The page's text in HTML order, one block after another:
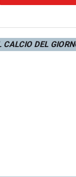
al gol del
di chiusure,
CALCIO DEL